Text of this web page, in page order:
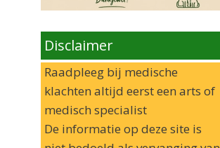
Disclaimer
Raadpleeg bij medische
klachten altijd eerst een arts of
medisch specialist
De informatie op deze site is